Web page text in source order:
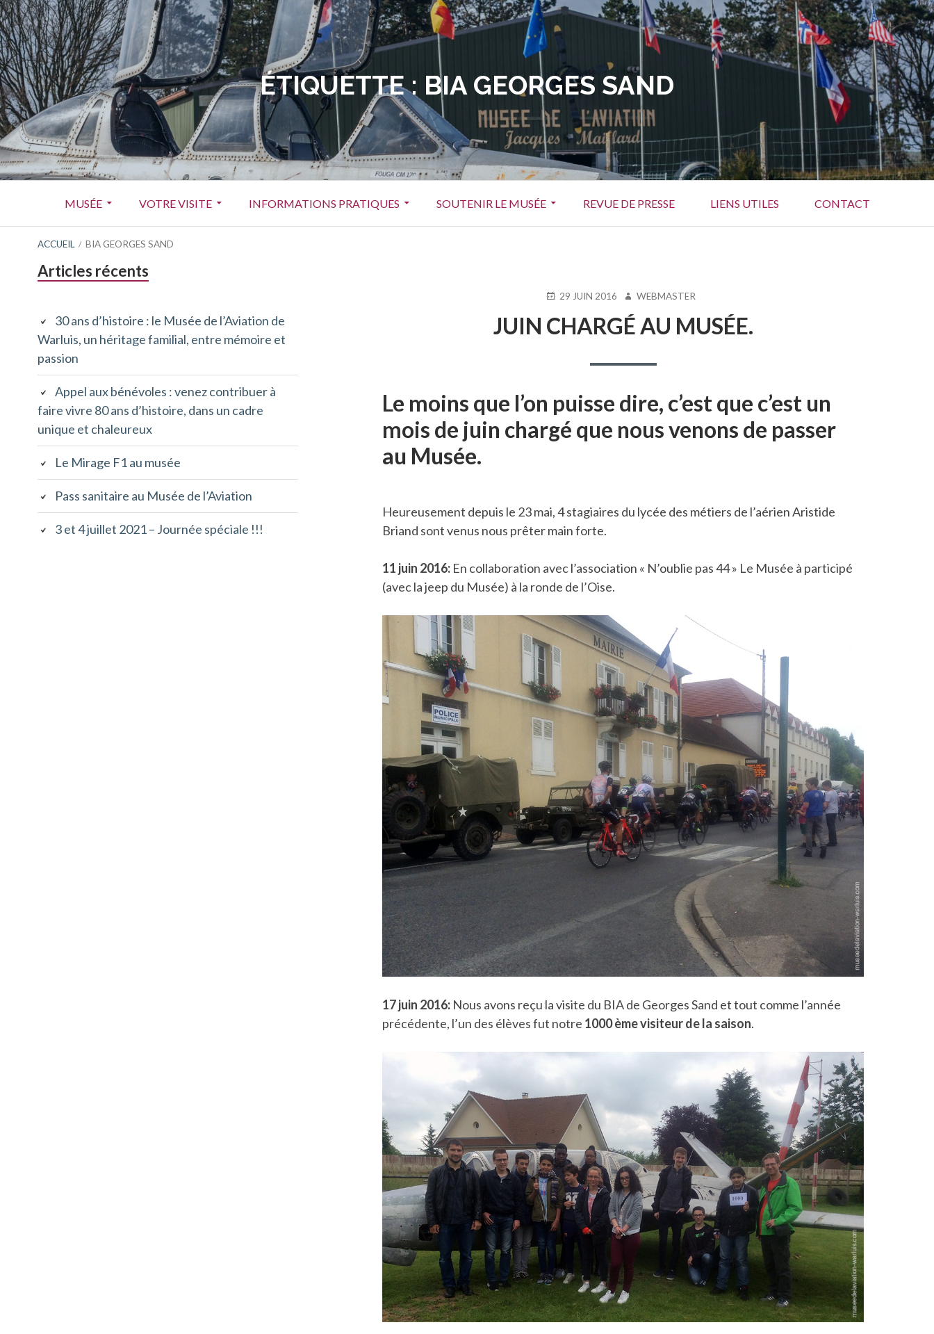
Aller
au
contenu
ÉTIQUETTE : BIA GEORGES SAND
principal
MUSÉE VOTRE VISITE INFORMATIONS PRATIQUES SOUTENIR LE MUSÉE REVUE DE PRESSE LIENS UTILES CONTACT
FIL
D'ARIANE
ACCUEIL BIA GEORGES SAND
PUBLIÉ
29 JUIN 2016 AUTEUR
WEBMASTER
JUIN CHARGÉ AU MUSÉE.
Le moins que l’on puisse dire, c’est que c’est un
mois de juin chargé que nous venons de passer
au Musée.
Heureusement depuis le 23 mai, 4 stagiaires du lycée des métiers de l’aérien Aristide
Briand sont venus nous prêter main forte.
11 juin 2016: En collaboration avec l’association « N’oublie pas 44 » Le Musée à participé
(avec la jeep du Musée) à la ronde de l’Oise.
17 juin 2016: Nous avons reçu la visite du BIA de Georges Sand et tout comme l’année
précédente, l’un des élèves fut notre 1000 ème visiteur de la saison.
Barre
principale
Articles récents
30 ans d’histoire : le Musée de l’Aviation de
Warluis, un héritage familial, entre mémoire et
passion
Appel aux bénévoles : venez contribuer à
faire vivre 80 ans d’histoire, dans un cadre
unique et chaleureux
Le Mirage F1 au musée
Pass sanitaire au Musée de l’Aviation
3 et 4 juillet 2021 – Journée spéciale !!!